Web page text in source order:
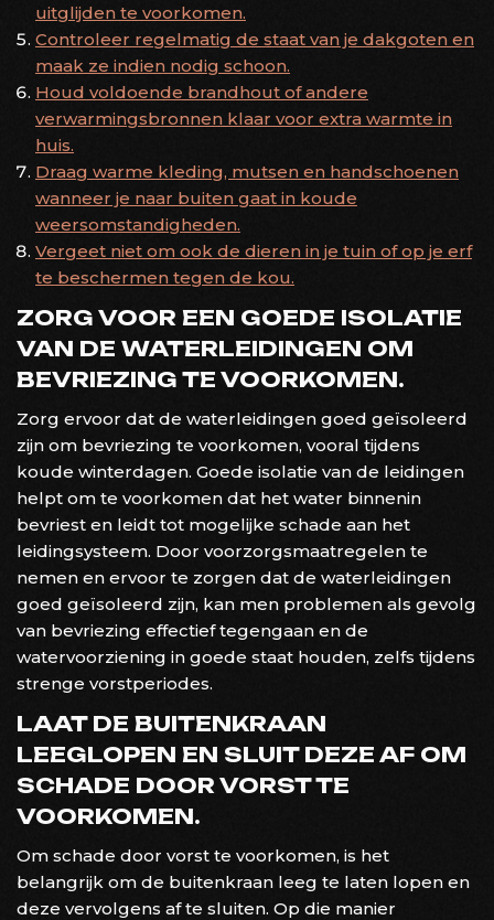
uitglijden te voorkomen.
Controleer regelmatig de staat van je dakgoten en
maak ze indien nodig schoon.
Houd voldoende brandhout of andere
verwarmingsbronnen klaar voor extra warmte in
huis.
Draag warme kleding, mutsen en handschoenen
wanneer je naar buiten gaat in koude
weersomstandigheden.
Vergeet niet om ook de dieren in je tuin of op je erf
te beschermen tegen de kou.
ZORG VOOR EEN GOEDE ISOLATIE
VAN DE WATERLEIDINGEN OM
BEVRIEZING TE VOORKOMEN.
Zorg ervoor dat de waterleidingen goed geïsoleerd
zijn om bevriezing te voorkomen, vooral tijdens
koude winterdagen. Goede isolatie van de leidingen
helpt om te voorkomen dat het water binnenin
bevriest en leidt tot mogelijke schade aan het
leidingsysteem. Door voorzorgsmaatregelen te
nemen en ervoor te zorgen dat de waterleidingen
goed geïsoleerd zijn, kan men problemen als gevolg
van bevriezing effectief tegengaan en de
watervoorziening in goede staat houden, zelfs tijdens
strenge vorstperiodes.
LAAT DE BUITENKRAAN
LEEGLOPEN EN SLUIT DEZE AF OM
SCHADE DOOR VORST TE
VOORKOMEN.
Om schade door vorst te voorkomen, is het
belangrijk om de buitenkraan leeg te laten lopen en
deze vervolgens af te sluiten. Op die manier